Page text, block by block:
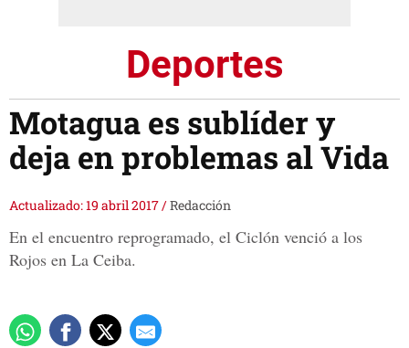
Deportes
Motagua es sublíder y
deja en problemas al Vida
Actualizado: 19 abril 2017/Redacción
En el encuentro reprogramado, el Ciclón venció a los
Rojos en La Ceiba.